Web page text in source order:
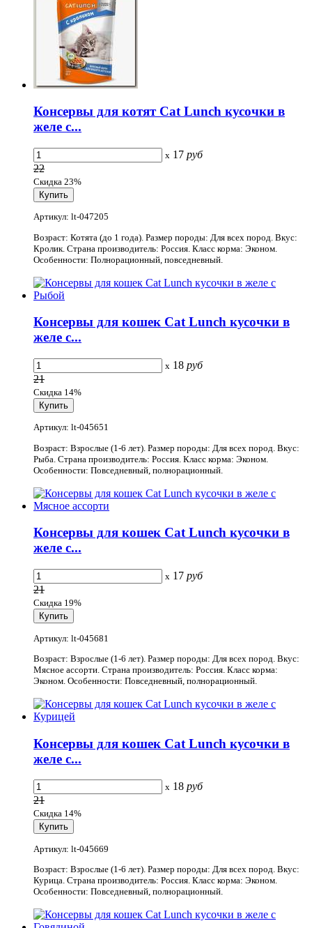
Консервы для котят Cat Lunch кусочки в
желе с...
x 17 руб
22
Скидка 23%
Артикул: lt-047205
Возраст: Котята (до 1 года). Размер породы: Для всех пород. Вкус:
Кролик. Страна производитель: Россия. Класс корма: Эконом.
Особенности: Полнорационный, повседневный.
Консервы для кошек Cat Lunch кусочки в
желе с...
x 18 руб
21
Скидка 14%
Артикул: lt-045651
Возраст: Взрослые (1-6 лет). Размер породы: Для всех пород. Вкус:
Рыба. Страна производитель: Россия. Класс корма: Эконом.
Особенности: Повседневный, полнорационный.
Консервы для кошек Cat Lunch кусочки в
желе с...
x 17 руб
21
Скидка 19%
Артикул: lt-045681
Возраст: Взрослые (1-6 лет). Размер породы: Для всех пород. Вкус:
Мясное ассорти. Страна производитель: Россия. Класс корма:
Эконом. Особенности: Повседневный, полнорационный.
Консервы для кошек Cat Lunch кусочки в
желе с...
x 18 руб
21
Скидка 14%
Артикул: lt-045669
Возраст: Взрослые (1-6 лет). Размер породы: Для всех пород. Вкус:
Курица. Страна производитель: Россия. Класс корма: Эконом.
Особенности: Повседневный, полнорационный.